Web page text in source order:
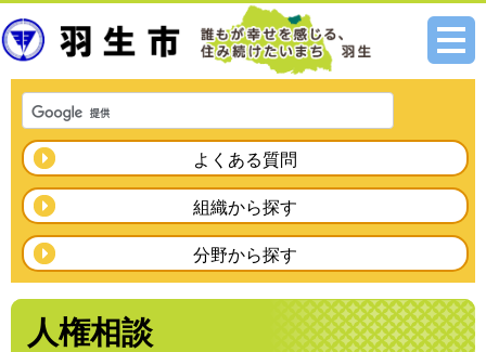
メニ
よくある質問
組織から探す
分野から探す
人権相談